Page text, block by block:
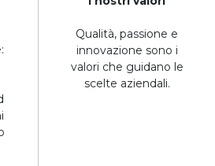
Qualità, passione e
innovazione sono i
valori che guidano le
scelte aziendali.